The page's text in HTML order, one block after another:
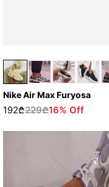
Nike Air Max Furyosa
192₾229₾16% Off